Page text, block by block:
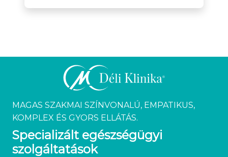
MAGAS SZAKMAI SZÍNVONALÚ, EMPATIKUS,
KOMPLEX ÉS GYORS ELLÁTÁS.
Specializált egészségügyi
szolgáltatások